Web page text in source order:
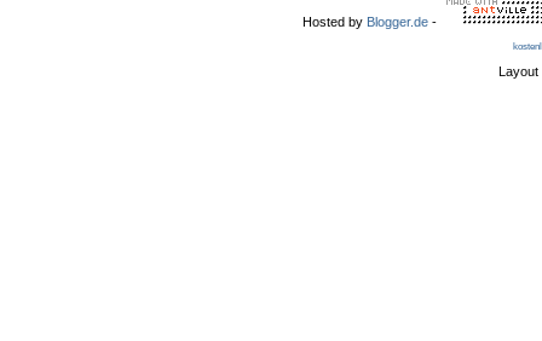
Hosted by Blogger.de -